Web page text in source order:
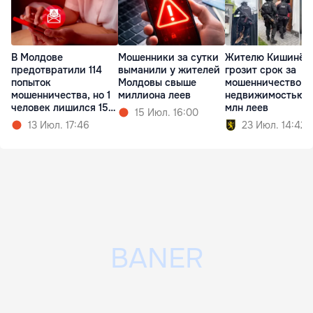
В Молдове
предотвратили 114
попыток
мошенничества, но 1
человек лишился 150
тыс. леев
13 Июл. 17:46
Мошенники за сутки
выманили у жителей
Молдовы свыше
миллиона леев
15 Июл. 16:00
Жителю
грозит срок за
мошенничество с
недвижимостью
млн леев
23 Июл. 14:42